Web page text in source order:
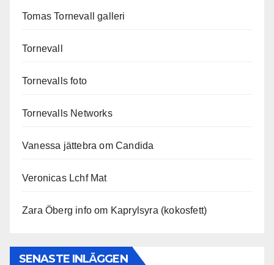
Tomas Tornevall galleri
Tornevall
Tornevalls foto
Tornevalls Networks
Vanessa jättebra om Candida
Veronicas Lchf Mat
Zara Öberg info om Kaprylsyra (kokosfett)
SENASTE INLÄGGEN